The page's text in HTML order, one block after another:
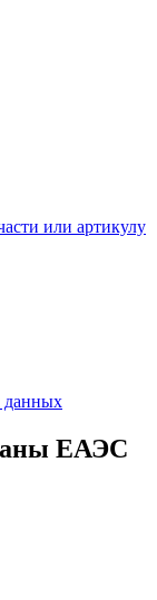
или артикулу
данных
ЕАЭС